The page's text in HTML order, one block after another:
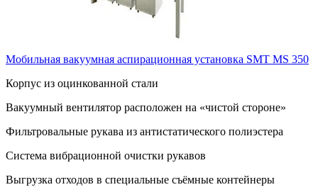
Мобильная вакуумная аспирационная установка SMT MS 350
Корпус из оцинкованной стали
Вакуумный вентилятор расположен на «чистой стороне»
Фильтровальные рукава из антистатического полиэстера
Система вибрационной очистки рукавов
Выгрузка отходов в специальные съёмные контейнеры